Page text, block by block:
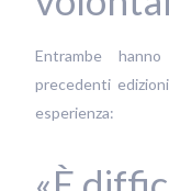
Entrambe
precedenti
esperienza: